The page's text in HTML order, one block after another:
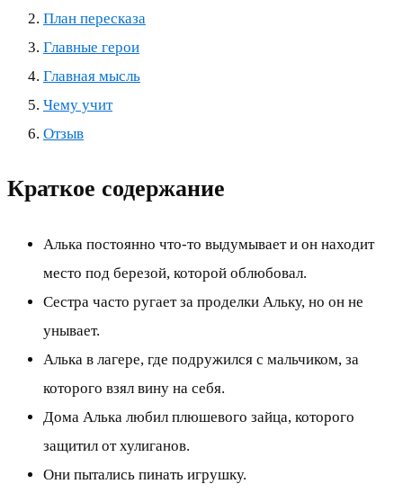
План пересказа
Главные герои
Главная мысль
Чему учит
Отзыв
Краткое содержание
Алька постоянно что-то выдумывает и он находит
место под березой, которой облюбовал.
Сестра часто ругает за проделки Альку, но он не
унывает.
Алька в лагере, где подружился с мальчиком, за
которого взял вину на себя.
Дома Алька любил плюшевого зайца, которого
защитил от хулиганов.
Они пытались пинать игрушку.